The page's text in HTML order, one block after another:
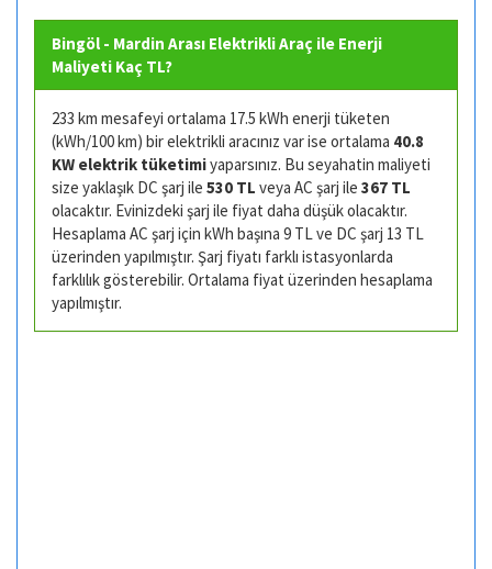
Bingöl - Mardin Arası Elektrikli Araç ile Enerji
Maliyeti Kaç TL?
233 km mesafeyi ortalama 17.5 kWh enerji tüketen
(kWh/100 km) bir elektrikli aracınız var ise ortalama 40.8
KW elektrik tüketimiyaparsınız. Bu seyahatin maliyeti
size yaklaşık DC şarj ile 530 TL veya AC şarj ile 367 TL
olacaktır. Evinizdeki şarj ile fiyat daha düşük olacaktır.
Hesaplama AC şarj için kWh başına 9 TL ve DC şarj 13 TL
üzerinden yapılmıştır. Şarj fiyatı farklı istasyonlarda
farklılık gösterebilir. Ortalama fiyat üzerinden hesaplama
yapılmıştır.